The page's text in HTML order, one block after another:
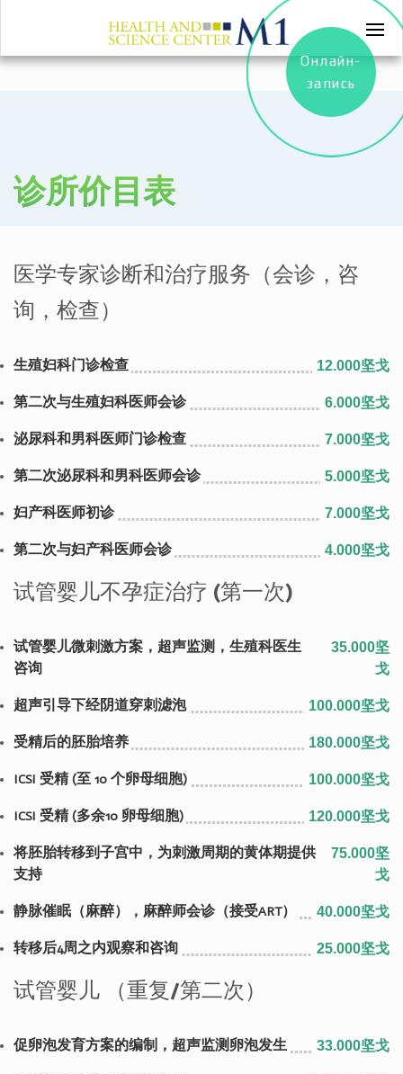
诊所价目表
医学专家诊断和治疗服务（会诊，咨
询，检查）
生殖妇科门诊检查 12.000坚戈
第二次与生殖妇科医师会诊 6.000坚戈
泌尿科和男科医师门诊检查 7.000坚戈
第二次泌尿科和男科医师会诊 5.000坚戈
妇产科医师初诊 7.000坚戈
第二次与妇产科医师会诊 4.000坚戈
试管婴儿不孕症治疗 (第一次)
试管婴儿微刺激方案，超声监测，生殖科医生
咨询
35.000坚
戈
超声引导下经阴道穿刺滤泡 100.000坚戈
受精后的胚胎培养 180.000坚戈
ICSI 受精 (至 10 个卵母细胞) 100.000坚戈
ICSI 受精 (多余10 卵母细胞) 120.000坚戈
将胚胎转移到子宫中，为刺激周期的黄体期提供
支持
75.000坚
戈
静脉催眠（麻醉），麻醉师会诊（接受ART） 40.000坚戈
转移后4周之内观察和咨询 25.000坚戈
试管婴儿 （重复/第二次）
促卵泡发育方案的编制，超声监测卵泡发生 33.000坚戈
Онлайн-
запись